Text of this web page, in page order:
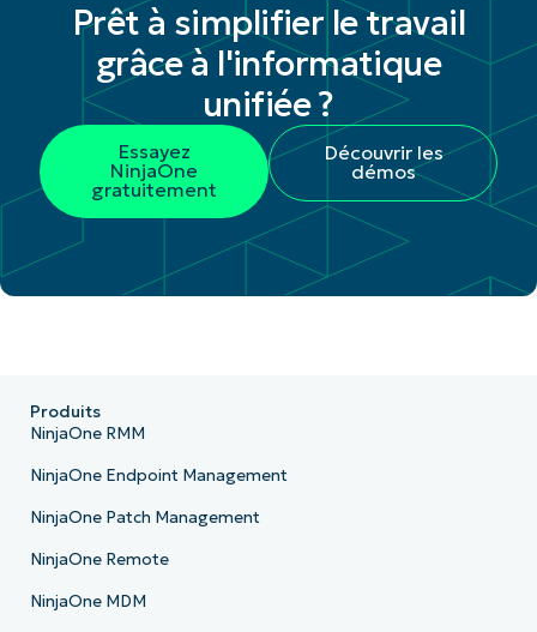
Prêt à simplifier le travail
grâce à l'informatique
unifiée ?
Essayez
NinjaOne
gratuitement
Découvrir les
démos
Produits
NinjaOne RMM
NinjaOne Endpoint Management
NinjaOne Patch Management
NinjaOne Remote
NinjaOne MDM